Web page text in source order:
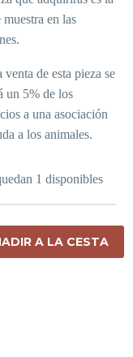
muestra en las
venta de esta pieza se
un 5% de los
a una asociación
a los animales.
1 disponibles
A LA CESTA